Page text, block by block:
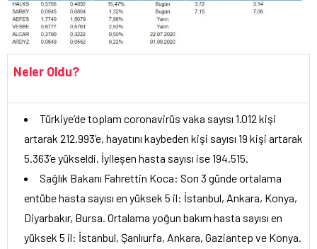
Neler Oldu?
Türkiye’de toplam coronavirüs vaka sayısı 1.012 kişi
artarak 212.993’e, hayatını kaybeden kişi sayısı 19 kişi artarak
5.363’e yükseldi. İyileşen hasta sayısı ise 194.515.
Sağlık Bakanı Fahrettin Koca: Son 3 günde ortalama
entübe hasta sayısı en yüksek 5 il: İstanbul, Ankara, Konya,
Diyarbakır, Bursa. Ortalama yoğun bakım hasta sayısı en
yüksek 5 il: İstanbul, Şanlıurfa, Ankara, Gaziantep ve Konya.